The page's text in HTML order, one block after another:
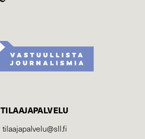
TILAAJAPALVELU
tilaajapalvelu@sll.fi